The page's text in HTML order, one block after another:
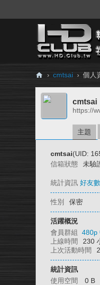
H
Cl
› cmtsai › 個人
cmtsai
https://
主題
cmtsai(UID:
信箱狀態
未驗
統計資訊 好友
性別 保密
活躍概況
會員群組 480p
上線時間
230
上次活動時間
統計資訊
使用空間
0 B